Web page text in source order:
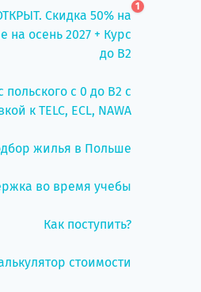
Скидка 50% на
на осень 2027 + Курс
до B2
1
польского с 0 до B2 с
к TELC, ECL, NAWA
жилья в Польше
во время учебы
Как поступить?
стоимости